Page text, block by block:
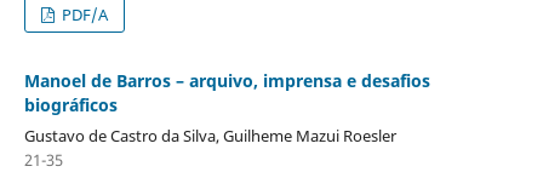
PDF/A
Manoel de Barros – arquivo, imprensa e desafios
biográficos
Gustavo de Castro da Silva, Guilheme Mazui Roesler
21-35